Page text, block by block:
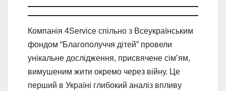
Компанія 4Service спільно з Всеукраїнським
фондом “Благополуччя дітей” провели
унікальне дослідження, присвячене сім’ям,
вимушеним жити окремо через війну. Це
перший в Україні глибокий аналіз впливу